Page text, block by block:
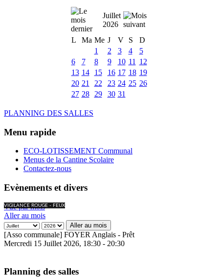
Juillet
2026
L
Ma Me J V S
D
1
2 3 4
5
6
7 8 9 10 11
12
13 14 15 16 17 18 19
20 21 22 23 24 25 26
27 28 29 30 31
PLANNING DES SALLES
Menu rapide
ECO-LOTISSEMENT Communal
Menus de la Cantine Scolaire
Contactez-nous
Evènements et divers
VIGILANCE ROUGE - FEUX
Vue par mois
Aller au mois
Aller au mois
[Asso communale] FOYER Anglais - Prêt
Mercredi 15 Juillet 2026, 18:30 - 20:30
Planning des salles